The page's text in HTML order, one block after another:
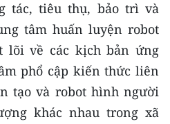
tác, tiêu thụ, bảo trì và
tâm huấn luyện robot
lõi về các kịch bản ứng
phổ cập kiến thức liên
tạo và robot hình người
khác nhau trong xã